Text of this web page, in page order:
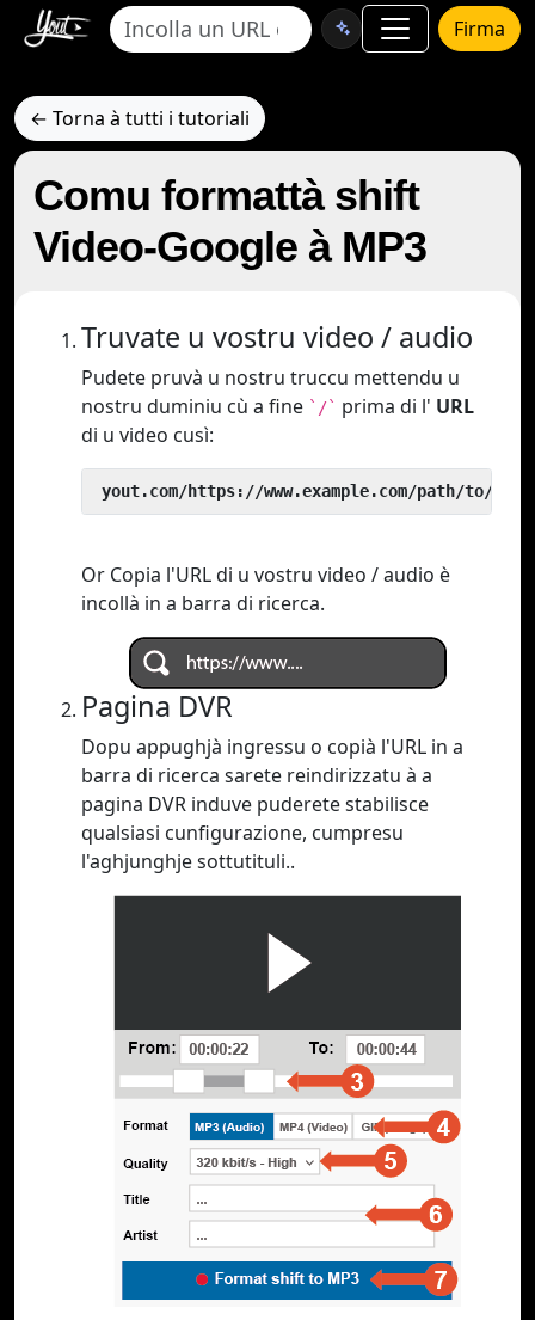
Firma
← Torna à tutti i tutoriali
Comu formattà shift
Video-Google à MP3
Truvate u vostru video / audio
Pudete pruvà u nostru truccu mettendu u
nostru duminiu cù a fine `/` prima di l' URL
di u video cusì:
yout.com/https://www.example.com/path/to/
Or Copia l'URL di u vostru video / audio è
incollà in a barra di ricerca.
Pagina DVR
Dopu appughjà ingressu o copià l'URL in a
barra di ricerca sarete reindirizzatu à a
pagina DVR induve puderete stabilisce
qualsiasi cunfigurazione, cumpresu
l'aghjunghje sottutituli..